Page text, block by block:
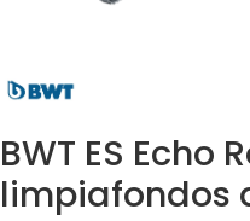
BWT ES Echo
limpiafondos